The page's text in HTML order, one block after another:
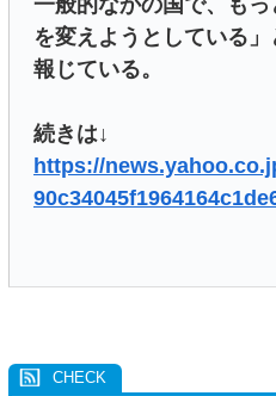
一般的なかの国で、も
を変えようとしている
報じている。
続きは↓
https://